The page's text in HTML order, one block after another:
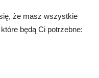
że masz wszystkie
będą Ci potrzebne: